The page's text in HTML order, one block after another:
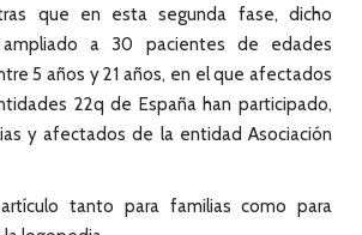
que en esta segunda fase, dicho
a 30 pacientes de edades
5 años y 21 años, en el que afectados
22q de España han participado,
y afectados de la entidad Asociación
tanto para familias como para